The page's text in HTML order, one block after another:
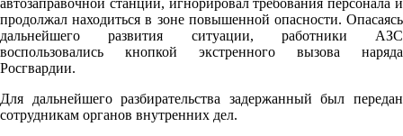
продолжал находиться в зоне повышенной опасности. Опасаясь
дальнейшего развития ситуации, работники АЗС
воспользовались кнопкой экстренного вызова наряда
Росгвардии.
Для дальнейшего разбирательства задержанный был передан
сотрудникам органов внутренних дел.